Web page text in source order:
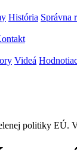
História Správna
Videá
politiky EÚ.